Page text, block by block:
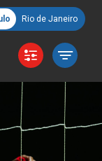
Rio de Janeiro